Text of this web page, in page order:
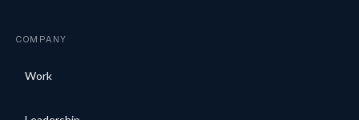
COMPANY
Work